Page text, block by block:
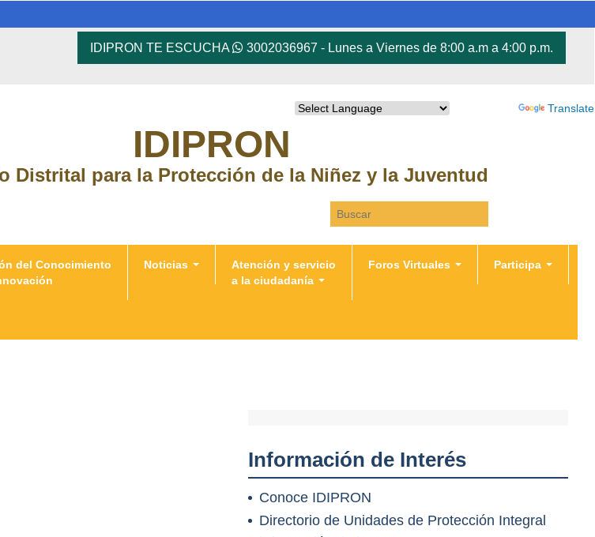
IDIPRON TE ESCUCHA 3002036967 - Lunes a Viernes de 8:00 a.m a 4:00 p.m.
Translate
Search this site
IDIPRON
Distrital para la Protección de la Niñez y la Juventud
del Conocimiento
Noticias
Atención y servicio
a la ciudadanía
Foros Virtuales Participa
Información de Interés
Conoce IDIPRON
Directorio de Unidades de Protección Integral